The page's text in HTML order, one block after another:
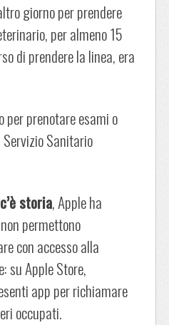
giorno per prendere
per almeno 15
di prendere la linea, era
prenotare esami o
Sanitario
storia, Apple ha
permettono
con accesso alla
su Apple Store,
app per richiamare
occupati.